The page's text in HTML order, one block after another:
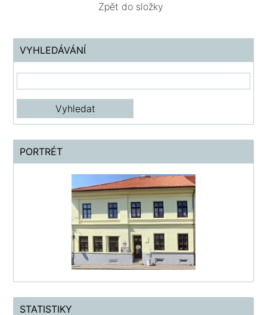
Zpět do složky
VYHLEDÁVÁNÍ
PORTRÉT
STATISTIKY